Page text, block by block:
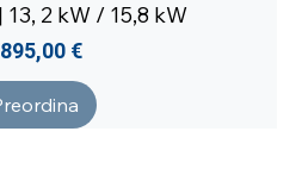
2 kW / 15,8 kW
€